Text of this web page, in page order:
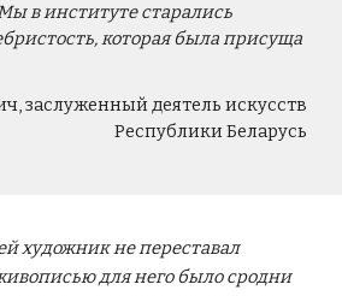
в институте старались
которая была присуща
заслуженный деятель искусств
Республики Беларусь
художник не переставал
для него было сродни